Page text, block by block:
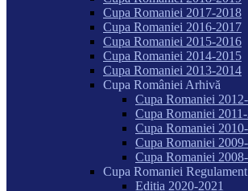
Cupa Romaniei 2017-2018
Cupa Romaniei 2016-2017
Cupa Romaniei 2015-2016
Cupa Romaniei 2014-2015
Cupa Romaniei 2013-2014
Cupa României Arhivă
Cupa Romaniei
Cupa Romaniei
Cupa Romaniei 2010-
Cupa Romaniei
Cupa Romaniei
Cupa Romaniei Regulament
Editia 2020-2021